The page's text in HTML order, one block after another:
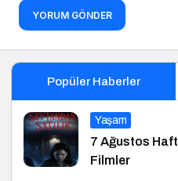
YORUM GÖNDER
Popüler Haberler
Yaşam
7 Ağustos
Filmler